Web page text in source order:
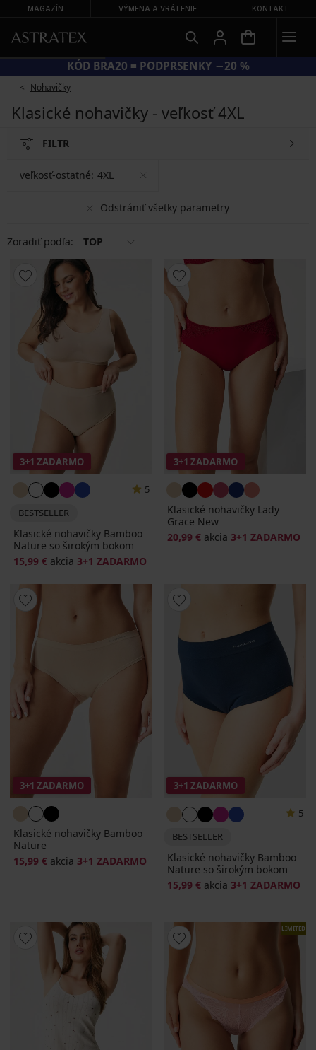
MAGAZÍN VÝMENA A VRÁTENIE KONTAKT
KÓD BRA20 = PODPRSENKY −20 %
Nohavičky
Klasické nohavičky - veľkosť 4XL
FILTR
Odstrániť všetky parametry
veľkosť-ostatné: 4XL
Zoradiť podľa: TOP
3+1 ZADARMO
5
BESTSELLER
Klasické nohavičky Bamboo
Nature so širokým bokom
15,99 € akcia 3+1 ZADARMO
3+1 ZADARMO
Klasické nohavičky Lady
Grace New
20,99 € akcia 3+1 ZADARMO
3+1 ZADARMO
Klasické nohavičky Bamboo
Nature
15,99 € akcia 3+1 ZADARMO
3+1 ZADARMO
5
BESTSELLER
Klasické nohavičky Bamboo
Nature so širokým bokom
15,99 € akcia 3+1 ZADARMO
LIMITED